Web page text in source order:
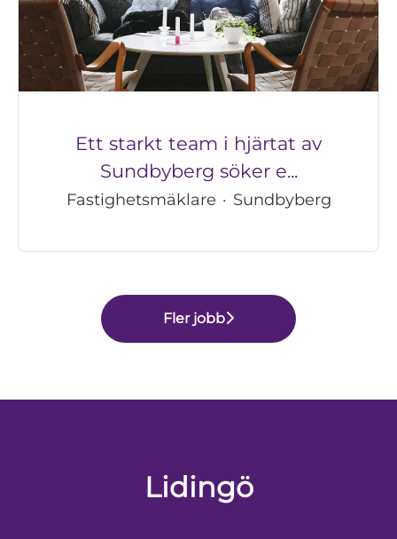
Ett starkt team i hjärtat av
Sundbyberg söker e...
Fastighetsmäklare · Sundbyberg
Fler jobb
Lidingö